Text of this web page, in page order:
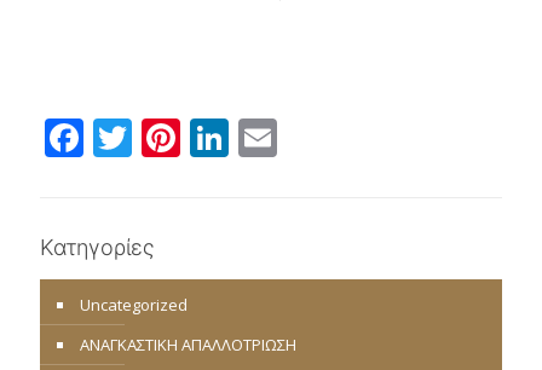
Facebook
Twitter
Pinterest
LinkedIn
Κατηγορίες
Uncategorized
ΑΝΑΓΚΑΣΤΙΚΗ ΑΠΑΛΛΟΤΡΙΩΣΗ